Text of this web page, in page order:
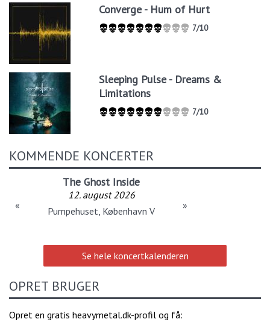
Converge - Hum of Hurt
7/10
Sleeping Pulse - Dreams &
Limitations
7/10
KOMMENDE KONCERTER
The Ghost Inside
12. august 2026
Pumpehuset, København V
« »
Se hele koncertkalenderen
OPRET BRUGER
Opret en gratis heavymetal.dk-profil og få: